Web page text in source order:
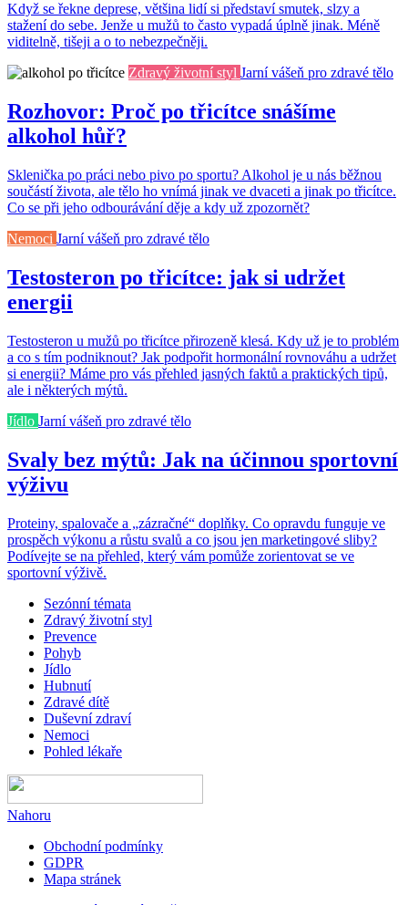
Když se řekne deprese, většina lidí si představí smutek, slzy a
stažení do sebe. Jenže u mužů to často vypadá úplně jinak. Méně
viditelně, tišeji a o to nebezpečněji.
Zdravý životní styl Jarní vášeň pro zdravé tělo
Rozhovor: Proč po třicítce snášíme
alkohol hůř?
Sklenička po práci nebo pivo po sportu? Alkohol je u nás běžnou
součástí života, ale tělo ho vnímá jinak ve dvaceti a jinak po třicítce.
Co se při jeho odbourávání děje a kdy už zpozornět?
Nemoci Jarní vášeň pro zdravé tělo
Testosteron po třicítce: jak si udržet
energii
Testosteron u mužů po třicítce přirozeně klesá. Kdy už je to problém
a co s tím podniknout? Jak podpořit hormonální rovnováhu a udržet
si energii? Máme pro vás přehled jasných faktů a praktických tipů,
ale i některých mýtů.
Jídlo Jarní vášeň pro zdravé tělo
Svaly bez mýtů: Jak na účinnou sportovní
výživu
Proteiny, spalovače a „zázračné“ doplňky. Co opravdu funguje ve
prospěch výkonu a růstu svalů a co jsou jen marketingové sliby?
Podívejte se na přehled, který vám pomůže zorientovat se ve
sportovní výživě.
Sezónní témata
Zdravý životní styl
Prevence
Pohyb
Jídlo
Hubnutí
Zdravé dítě
Duševní zdraví
Nemoci
Pohled lékaře
Nahoru
Obchodní podmínky
GDPR
Mapa stránek